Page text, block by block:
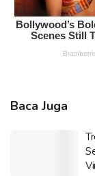
Baca Juga